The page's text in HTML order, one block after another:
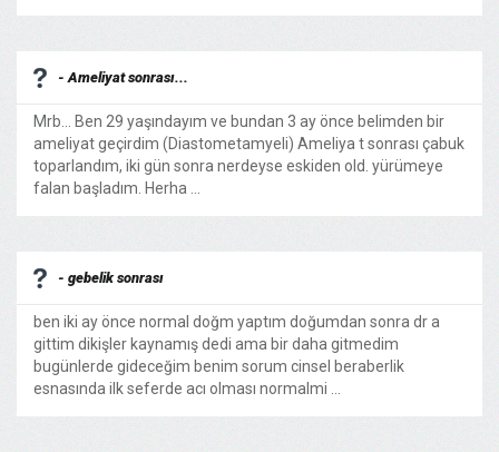
- Ameliyat sonrası...
Mrb... Ben 29 yaşındayım ve bundan 3 ay önce belimden bir
ameliyat geçirdim (Diastometamyeli) Ameliya t sonrası çabuk
toparlandım, iki gün sonra nerdeyse eskiden old. yürümeye
falan başladım. Herha ...
- gebelik sonrası
ben iki ay önce normal doğm yaptım doğumdan sonra dr a
gittim dikişler kaynamış dedi ama bir daha gitmedim
bugünlerde gideceğim benim sorum cinsel beraberlik
esnasında ilk seferde acı olması normalmi ...